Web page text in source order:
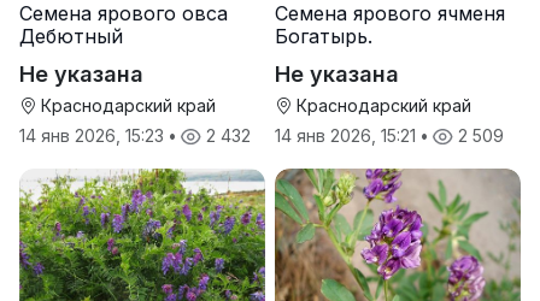
Семена ярового овса
Дебютный
Не указана
Краснодарский край
14 янв 2026, 15:23 • 2 432
Семена ярового ячменя
Богатырь.
Не указана
Краснодарский край
14 янв 2026, 15:21 • 2 509